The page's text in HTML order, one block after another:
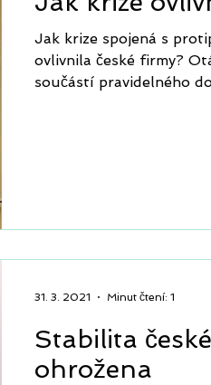
Jak krize spojená s
ovlivnila české firmy?
součástí pravidelného
Stabilita
ohrožena
31. 3. 2021 Minut čtení: 1